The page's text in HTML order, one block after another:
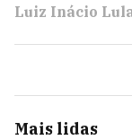
Luiz Inácio
Mais lidas